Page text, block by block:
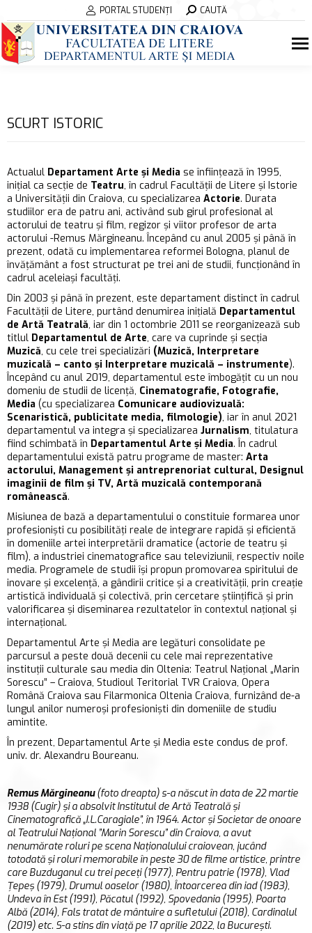
PORTAL STUDENȚI Search:CAUTĂ
SCURT ISTORIC
Actualul Departament Arte și Media se înființează în 1995,
inițial ca secție de Teatru, în cadrul Facultății de Litere și Istorie
a Universității din Craiova, cu specializarea Actorie. Durata
studiilor era de patru ani, activând sub girul profesional al
actorului de teatru și film, regizor și viitor profesor de arta
actorului -Remus Mărgineanu. Începând cu anul 2005 și până în
prezent, odată cu implementarea reformei Bologna, planul de
învățământ a fost structurat pe trei ani de studii, funcționând în
cadrul aceleiași facultăți.
Din 2003 și până în prezent, este departament distinct în cadrul
Facultății de Litere, purtând denumirea inițială Departamentul
de Artă Teatrală, iar din 1 octombrie 2011 se reorganizează sub
titlul Departamentul de Arte, care va cuprinde și secția
Muzică, cu cele trei specializări (Muzică, Interpretare
muzicală – canto și Interpretare muzicală – instrumente).
Începând cu anul 2019, departamentul este îmbogățit cu un nou
domeniu de studii de licență, Cinematografie, Fotografie,
Media (cu specializarea Comunicare audiovizuală:
Scenaristică, publicitate media, filmologie), iar în anul 2021
departamentul va integra și specializarea Jurnalism, titulatura
fiind schimbată în Departamentul Arte și Media. În cadrul
departamentului există patru programe de master: Arta
actorului, Management și antreprenoriat cultural, Designul
imaginii de film și TV, Artă muzicală contemporană
românească.
Misiunea de bază a departamentului o constituie formarea unor
profesioniști cu posibilități reale de integrare rapidă și eficientă
în domeniile artei interpretării dramatice (actorie de teatru și
film), a industriei cinematografice sau televiziunii, respectiv noile
media. Programele de studii își propun promovarea spiritului de
inovare și excelență, a gândirii critice și a creativității, prin creație
artistică individuală și colectivă, prin cercetare științifică și prin
valorificarea și diseminarea rezultatelor în contextul național și
internațional.
Departamentul Arte și Media are legături consolidate pe
parcursul a peste două decenii cu cele mai reprezentative
instituții culturale sau media din Oltenia: Teatrul Național „Marin
Sorescu” – Craiova, Studioul Teritorial TVR Craiova, Opera
Română Craiova sau Filarmonica Oltenia Craiova, furnizând de-a
lungul anilor numeroși profesioniști din domeniile de studiu
amintite.
În prezent, Departamentul Arte și Media este condus de prof.
univ. dr. Alexandru Boureanu.
Remus Mărgineanu(foto dreapta) s-a născut în data de 22 martie
1938 (Cugir) și a absolvit Institutul de Artă Teatrală și
Cinematografică „I.L.Caragiale”, în 1964. Actor și Societar de onoare
al Teatrului Național ”Marin Sorescu” din Craiova, a avut
nenumărate roluri pe scena Naționalului craiovean, jucând
totodată și roluri memorabile în peste 30 de filme artistice, printre
care Buzduganul cu trei peceți (1977), Pentru patrie (1978), Vlad
Țepeș (1979), Drumul oaselor (1980), Întoarcerea din iad (1983),
Undeva în Est (1991), Păcatul (1992), Spovedania (1995), Poarta
Albă (2014), Fals tratat de mântuire a sufletului (2018), Cardinalul
(2019) etc. S-a stins din viață pe 17 aprilie 2022, la București.